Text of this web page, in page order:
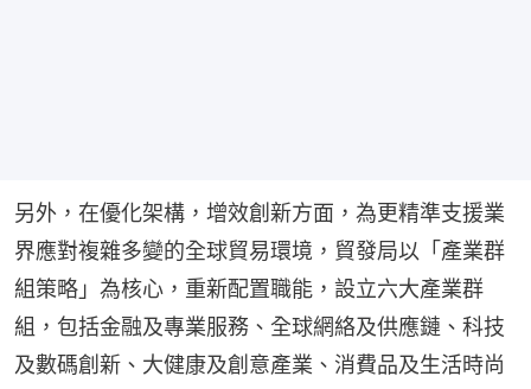
另外，在優化架構，增效創新方面，為更精準支援業
界應對複雜多變的全球貿易環境，貿發局以「產業群
組策略」為核心，重新配置職能，設立六大產業群
組，包括金融及專業服務、全球網絡及供應鏈、科技
及數碼創新、大健康及創意產業、消費品及生活時尚